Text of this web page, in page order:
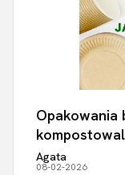
Opakowania
Agata
08-02-2026